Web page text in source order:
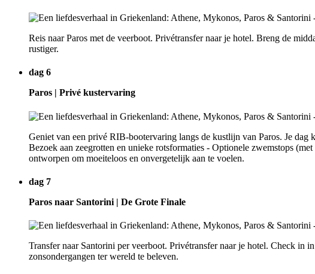
Reis naar Paros met de veerboot. Privétransfer naar je hotel. Breng de
rustiger.
dag 6
Paros | Privé kustervaring
Geniet van een privé RIB-bootervaring langs de kustlijn van Paros. Je
Bezoek aan zeegrotten en unieke rotsformaties - Optionele zwemstops
ontworpen om moeiteloos en onvergetelijk aan te voelen.
dag 7
Paros naar Santorini | De Grote Finale
Transfer naar Santorini per veerboot. Privétransfer naar je hotel. Check in
zonsondergangen ter wereld te beleven.